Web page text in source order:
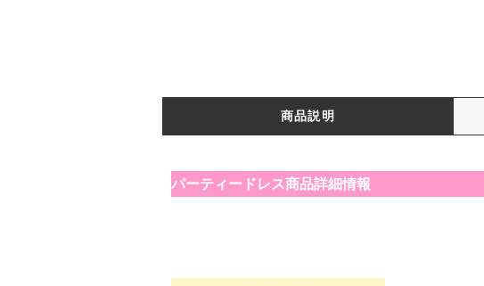
商品説明
パーティードレス商品詳細情報